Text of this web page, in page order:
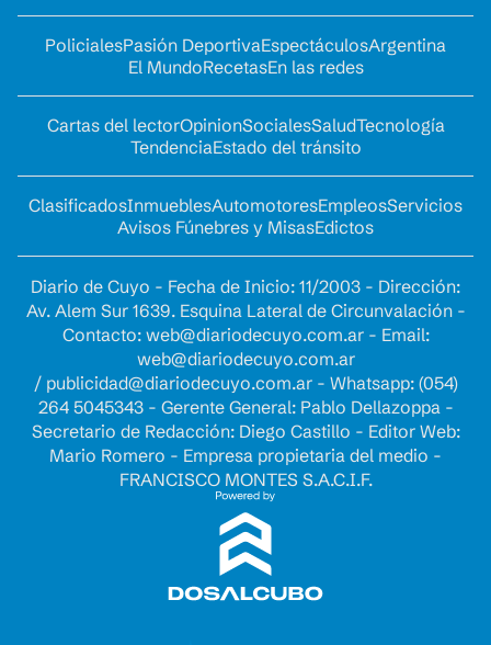
PolicialesPasión DeportivaEspectáculosArgentina
El MundoRecetasEn las redes
Cartas del lectorOpinionSocialesSaludTecnología
TendenciaEstado del tránsito
ClasificadosInmueblesAutomotoresEmpleosServicios
Avisos Fúnebres y MisasEdictos
Diario de Cuyo - Fecha de Inicio: 11/2003 - Dirección:
Av. Alem Sur 1639. Esquina Lateral de Circunvalación -
Contacto: web@diariodecuyo.com.ar- Email:
web@diariodecuyo.com.ar
/ publicidad@diariodecuyo.com.ar- Whatsapp: (054)
264 5045343 - Gerente General: Pablo Dellazoppa -
Secretario de Redacción: Diego Castillo - Editor Web:
Mario Romero - Empresa propietaria del medio -
FRANCISCO MONTES S.A.C.I.F.